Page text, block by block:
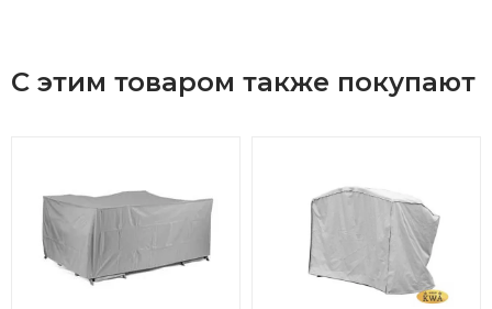
С этим товаром также покупают